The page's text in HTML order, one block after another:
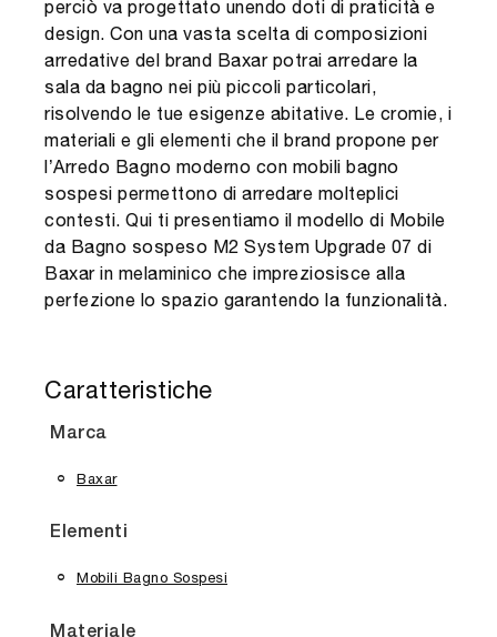
perciò va progettato unendo doti di praticità e
design. Con una vasta scelta di composizioni
arredative del brand Baxar potrai arredare la
sala da bagno nei più piccoli particolari,
risolvendo le tue esigenze abitative. Le cromie, i
materiali e gli elementi che il brand propone per
l’Arredo Bagno moderno con mobili bagno
sospesi permettono di arredare molteplici
contesti. Qui ti presentiamo il modello di Mobile
da Bagno sospeso M2 System Upgrade 07 di
Baxar in melaminico che impreziosisce alla
perfezione lo spazio garantendo la funzionalità.
Caratteristiche
Marca
Baxar
Elementi
Mobili Bagno Sospesi
Materiale